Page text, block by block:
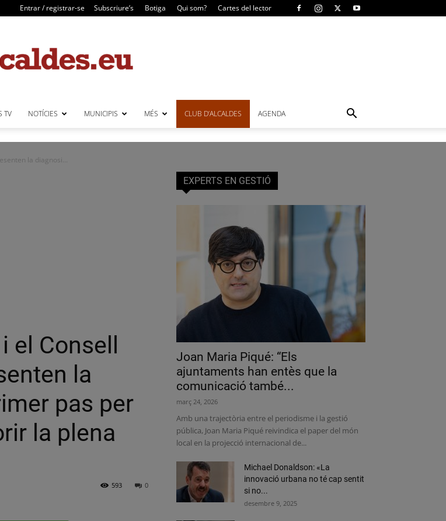
Entrar / registrar-se Subscriure’s Botiga Qui som? Cartes del lector
TV NOTÍCIES MUNICIPIS MÉS CLUB D’ALCALDES AGENDA
la diagnosi...
Consell
la
pas per
la plena
0
593
EXPERTS EN GESTIÓ
Joan Maria Piqué: “Els
ajuntaments han entès que la
comunicació també...
març 24, 2026
Amb una trajectòria entre el periodisme i la gestió
pública, Joan Maria Piqué reivindica el paper del món
local en la projecció internacional de...
Michael Donaldson: «La
innovació urbana no té cap sentit
si no...
desembre 9, 2025